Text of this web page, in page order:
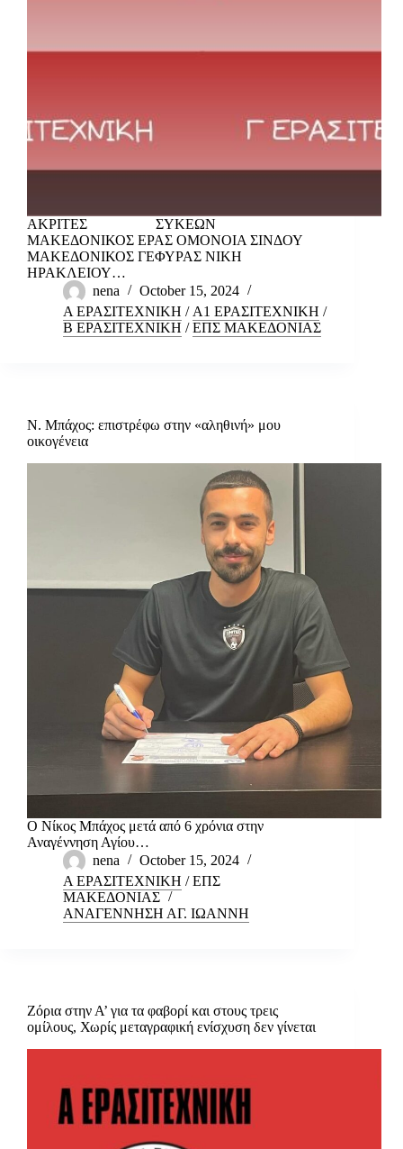
ΑΚΡΙΤΕΣ ΣΥΚΕΩΝ
ΜΑΚΕΔΟΝΙΚΟΣ ΕΡΑΣ ΟΜΟΝΟΙΑ ΣΙΝΔΟΥ
ΜΑΚΕΔΟΝΙΚΟΣ ΓΕΦΥΡΑΣ ΝΙΚΗ
ΗΡΑΚΛΕΙΟΥ…
nena
October 15, 2024
Α ΕΡΑΣΙΤΕΧΝΙΚΗ / Α1 ΕΡΑΣΙΤΕΧΝΙΚΗ /
Β ΕΡΑΣΙΤΕΧΝΙΚΗ /ΕΠΣ ΜΑΚΕΔΟΝΙΑΣ
Ν. Μπάχος: επιστρέφω στην «αληθινή» μου
οικογένεια
Ο Νίκος Μπάχος μετά από 6 χρόνια στην
Αναγέννηση Αγίου…
nena
October 15, 2024
Α ΕΡΑΣΙΤΕΧΝΙΚΗ /ΕΠΣ
ΜΑΚΕΔΟΝΙΑΣ
ΑΝΑΓΕΝΝΗΣΗ ΑΓ. ΙΩΑΝΝΗ
Ζόρια στην Α’ για τα φαβορί και στους τρεις
ομίλους, Χωρίς μεταγραφική ενίσχυση δεν γίνεται